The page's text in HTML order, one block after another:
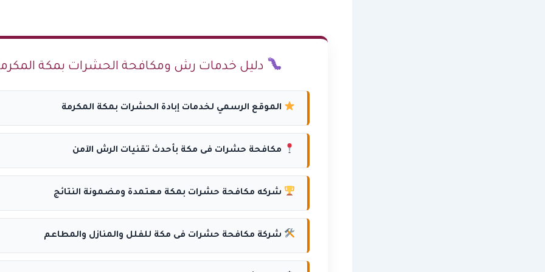
دليل خدمات رش ومكافحة الحشرات بمكة
الموقع الرسمي لخدمات إبادة الحشرات بمكة المكرمة
مكافحة حشرات فى مكة بأحدث تقنيات الرش الآمن
شركه مكافحة حشرات بمكة معتمدة ومضمونة النتائج
شركة مكافحة حشرات فى مكة للفلل والمنازل والمطاعم